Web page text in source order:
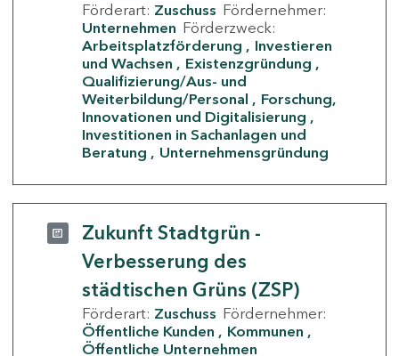
Förderart: Zuschuss Fördernehmer:
Unternehmen Förderzweck:
Arbeitsplatzförderung
Investieren
und Wachsen
Existenzgründung
Qualifizierung/Aus- und
Weiterbildung/Personal
Forschung,
Innovationen und Digitalisierung
Investitionen in Sachanlagen und
Beratung
Unternehmensgründung
Zukunft Stadtgrün -
Verbesserung des
städtischen Grüns (ZSP)
Förderart: Zuschuss Fördernehmer:
Öffentliche Kunden
Kommunen
Öffentliche Unternehmen